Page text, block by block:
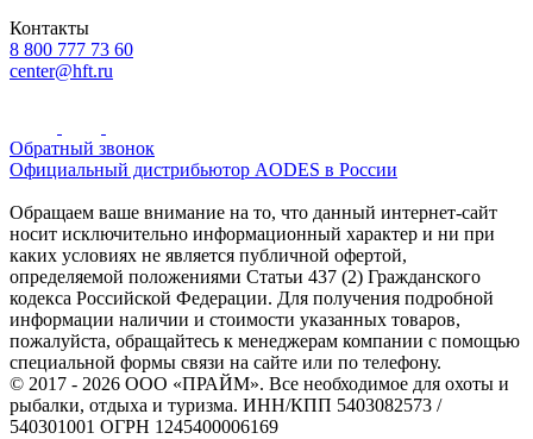
Контакты
8 800 777 73 60
center@hft.ru
Обратный звонок
Официальный дистрибьютор AODES в России
Обращаем ваше внимание на то, что данный интернет-сайт
носит исключительно информационный характер и ни при
каких условиях не является публичной офертой,
определяемой положениями Статьи 437 (2) Гражданского
кодекса Российской Федерации. Для получения подробной
информации наличии и стоимости указанных товаров,
пожалуйста, обращайтесь к менеджерам компании с помощью
специальной формы связи на сайте или по телефону.
© 2017 - 2026 ООО «ПРАЙМ». Все необходимое для охоты и
рыбалки, отдыха и туризма. ИНН/КПП 5403082573 /
540301001 ОГРН 1245400006169